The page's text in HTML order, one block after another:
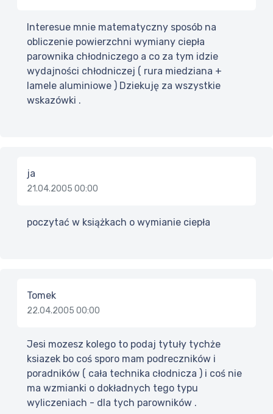
Interesue mnie matematyczny sposób na
obliczenie powierzchni wymiany ciepła
parownika chłodniczego a co za tym idzie
wydajności chłodniczej ( rura miedziana +
lamele aluminiowe ) Dziekuję za wszystkie
wskazówki .
ja
21.04.2005 00:00
poczytać w książkach o wymianie ciepła
Tomek
22.04.2005 00:00
Jesi mozesz kolego to podaj tytuły tychże
ksiazek bo coś sporo mam podreczników i
poradników ( cała technika cłodnicza ) i coś nie
ma wzmianki o dokładnych tego typu
wyliczeniach - dla tych parowników .